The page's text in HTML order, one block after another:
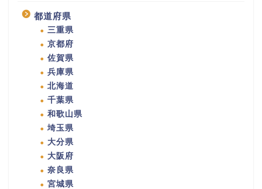
都道府県
三重県
京都府
佐賀県
兵庫県
北海道
千葉県
和歌山県
埼玉県
大分県
大阪府
奈良県
宮城県